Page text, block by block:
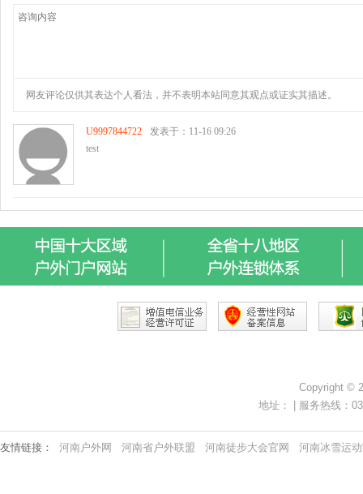
Copyright ©
地址： | 服务热线：
友情链接： 河南户外网 河南省户外联盟 河南徒步大会官网 河南冰雪运